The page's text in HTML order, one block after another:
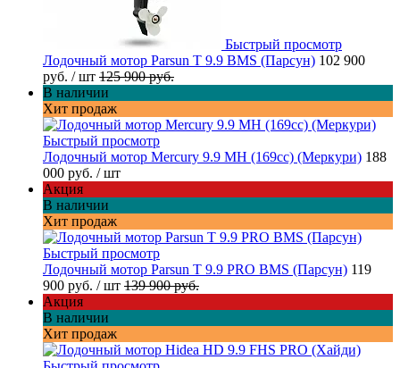
Быстрый просмотр
Лодочный мотор Parsun T 9.9 BMS (Парсун) 102 900
руб. / шт 125 900 руб.
В наличии
Хит продаж
Быстрый просмотр
Лодочный мотор Mercury 9.9 MH (169cc) (Меркури) 188
000 руб. / шт
Акция
В наличии
Хит продаж
Быстрый просмотр
Лодочный мотор Parsun T 9.9 PRO BMS (Парсун) 119
900 руб. / шт 139 900 руб.
Акция
В наличии
Хит продаж